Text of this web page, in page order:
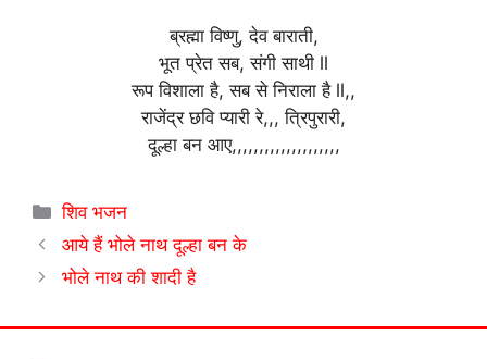
ब्रह्मा विष्णु, देव बाराती,
भूत प्रेत सब, संगी साथी ll
रूप विशाला है, सब से निराला है ll,,
राजेंद्र छवि प्यारी रे,,, त्रिपुरारी,
दूल्हा बन आए,,,,,,,,,,,,,,,,,,,,
Categories
शिव भजन
आये हैं भोले नाथ दूल्हा बन के
भोले नाथ की शादी है